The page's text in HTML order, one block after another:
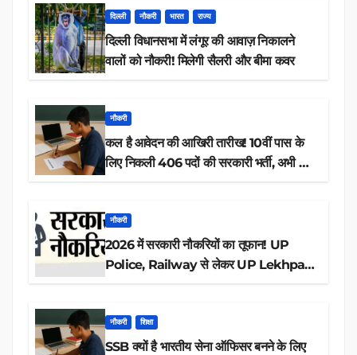
दिल्ली नौकरी भारत राज्य
दिल्ली विधानसभा में लंगूर की आवाज़ निकालने
वालों को नौकरी! मिलेगी सैलरी और बीमा कवर
नौकरी
कल है आवेदन की आखिरी तारीख! 10वीं पास के
लिए निकली 406 पदों की सरकारी भर्ती, अभी करें
नौकरी
2026 में सरकारी नौकरियों का तूफान! UP
Police, Railway से लेकर UP Lekhpal
नौकरी शिक्षा
SSB क्यों है भारतीय सेना ऑफिसर बनने के लिए